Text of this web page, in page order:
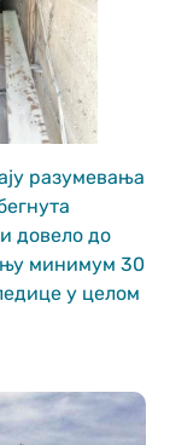
разумевања
довело до
минимум 30
у целом